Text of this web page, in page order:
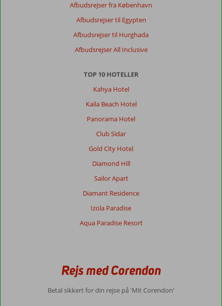
Afbudsrejser fra København
Afbudsrejser til Egypten
Afbudsrejser til Hurghada
Afbudsrejser All Inclusive
TOP 10 HOTELLER
Kahya Hotel
Kaila Beach Hotel
Panorama Hotel
Club Sidar
Gold City Hotel
Diamond Hill
Sailor Apart
Diamant Residence
Izola Paradise
Aqua Paradise Resort
Rejs med Corendon
Betal sikkert for din rejse på 'Mit Corendon'